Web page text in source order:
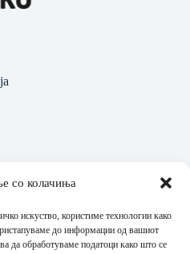
со колачиња
искуство, користиме технологии како
до информации од вашиот
да обработуваме податоци како што се